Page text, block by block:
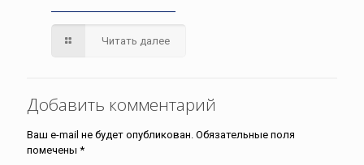
Читать далее
Добавить комментарий
Ваш e-mail не будет опубликован. Обязательные поля
помечены *